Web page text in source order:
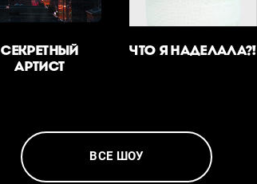
СЕКРЕТНЫЙ
АРТИСТ
ЧТО Я НАДЕЛАЛА?!
ВСЕ ШОУ